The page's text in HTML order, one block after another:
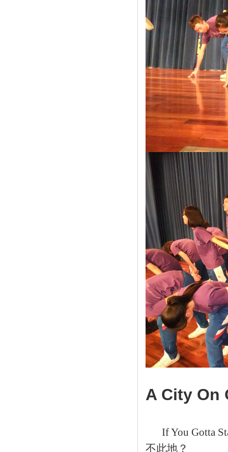
A City On
If You Gotta
不此地？